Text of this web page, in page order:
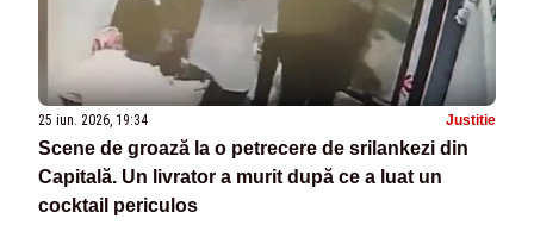
25 iun. 2026, 19:34 Justitie
Scene de groază la o petrecere de srilankezi din
Capitală. Un livrator a murit după ce a luat un
cocktail periculos